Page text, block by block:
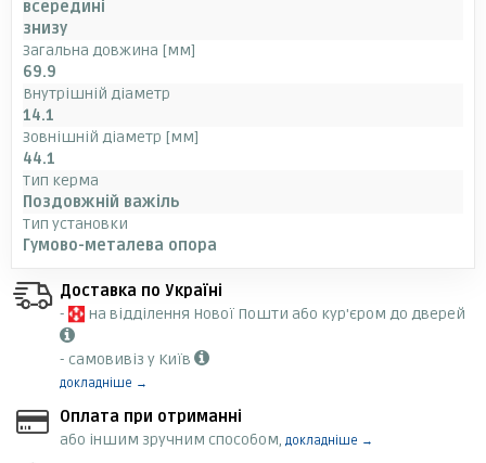
всередині
знизу
Загальна довжина [мм]
69.9
Внутрішній діаметр
14.1
Зовнішній діаметр [мм]
44.1
Тип керма
Поздовжній важіль
Тип установки
Гумово-металева опора
Доставка по Україні
-
на відділення Нової Пошти або кур'єром до дверей
- самовивіз у Київ
докладніше →
Оплата при отриманні
або іншим зручним способом, докладніше →